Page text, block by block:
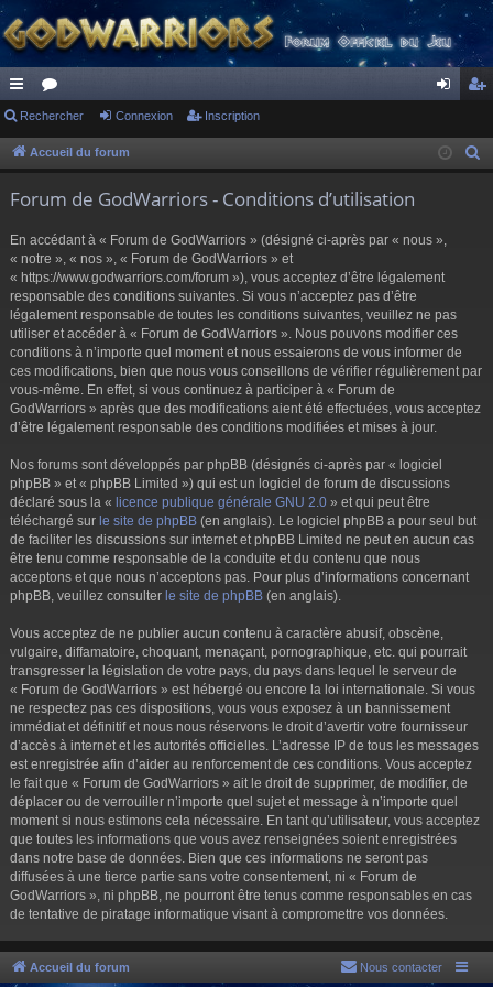
ac
co
s
or
u ne cri
Rechercher Connexion Inscription
Accueil du forum
Forum de GodWarriors - Conditions d’utilisation
En accédant à « Forum de GodWarriors » (désigné ci-après par « nous »,
« notre », « nos », « Forum de GodWarriors » et
« https://www.godwarriors.com/forum »), vous acceptez d’être légalement
responsable des conditions suivantes. Si vous n’acceptez pas d’être
légalement responsable de toutes les conditions suivantes, veuillez ne pas
utiliser et accéder à « Forum de GodWarriors ». Nous pouvons modifier ces
conditions à n’importe quel moment et nous essaierons de vous informer de
ces modifications, bien que nous vous conseillons de vérifier régulièrement par
vous-même. En effet, si vous continuez à participer à « Forum de
GodWarriors » après que des modifications aient été effectuées, vous acceptez
d’être légalement responsable des conditions modifiées et mises à jour.
Nos forums sont développés par phpBB (désignés ci-après par « logiciel
phpBB » et « phpBB Limited ») qui est un logiciel de forum de discussions
déclaré sous la « licence publique générale GNU 2.0 » et qui peut être
téléchargé sur le site de phpBB (en anglais). Le logiciel phpBB a pour seul but
de faciliter les discussions sur internet et phpBB Limited ne peut en aucun cas
être tenu comme responsable de la conduite et du contenu que nous
acceptons et que nous n’acceptons pas. Pour plus d’informations concernant
phpBB, veuillez consulter le site de phpBB (en anglais).
Vous acceptez de ne publier aucun contenu à caractère abusif, obscène,
vulgaire, diffamatoire, choquant, menaçant, pornographique, etc. qui pourrait
transgresser la législation de votre pays, du pays dans lequel le serveur de
« Forum de GodWarriors » est hébergé ou encore la loi internationale. Si vous
ne respectez pas ces dispositions, vous vous exposez à un bannissement
immédiat et définitif et nous nous réservons le droit d’avertir votre fournisseur
d’accès à internet et les autorités officielles. L’adresse IP de tous les messages
est enregistrée afin d’aider au renforcement de ces conditions. Vous acceptez
le fait que « Forum de GodWarriors » ait le droit de supprimer, de modifier, de
déplacer ou de verrouiller n’importe quel sujet et message à n’importe quel
moment si nous estimons cela nécessaire. En tant qu’utilisateur, vous acceptez
que toutes les informations que vous avez renseignées soient enregistrées
dans notre base de données. Bien que ces informations ne seront pas
diffusées à une tierce partie sans votre consentement, ni « Forum de
GodWarriors », ni phpBB, ne pourront être tenus comme responsables en cas
de tentative de piratage informatique visant à compromettre vos données.
Accueil du forum Nous contacter